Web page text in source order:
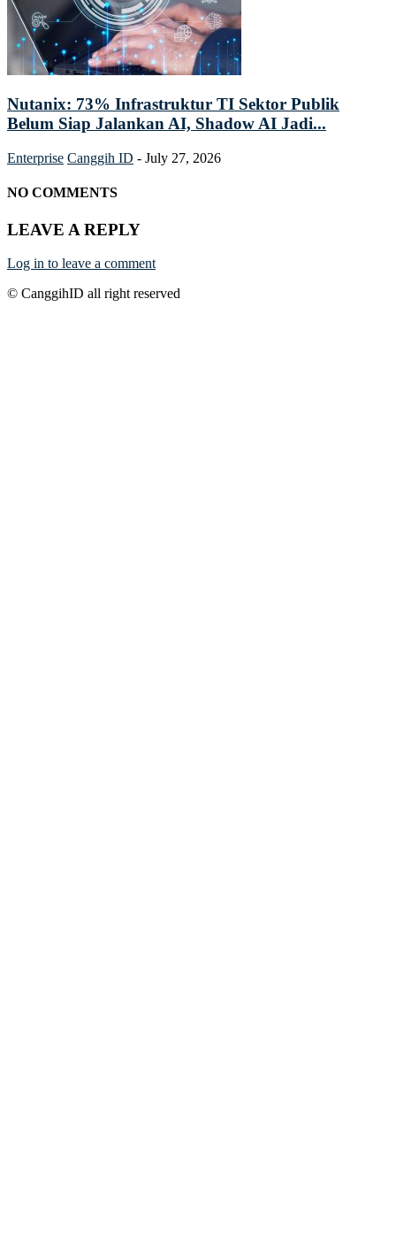
Nutanix: 73% Infrastruktur TI Sektor Publik
Belum Siap Jalankan AI, Shadow AI Jadi...
Enterprise Canggih ID - July 27, 2026
NO COMMENTS
LEAVE A REPLY
Log in to leave a comment
© CanggihID all right reserved